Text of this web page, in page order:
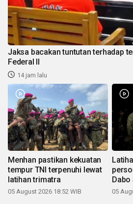
Jaksa bacakan tuntutan terhadap
Federal II
14 jam lalu
Menhan pastikan kekuatan
tempur TNI terpenuhi lewat
latihan trimatra
05 August 2026 18:52 WIB
Dabo
05